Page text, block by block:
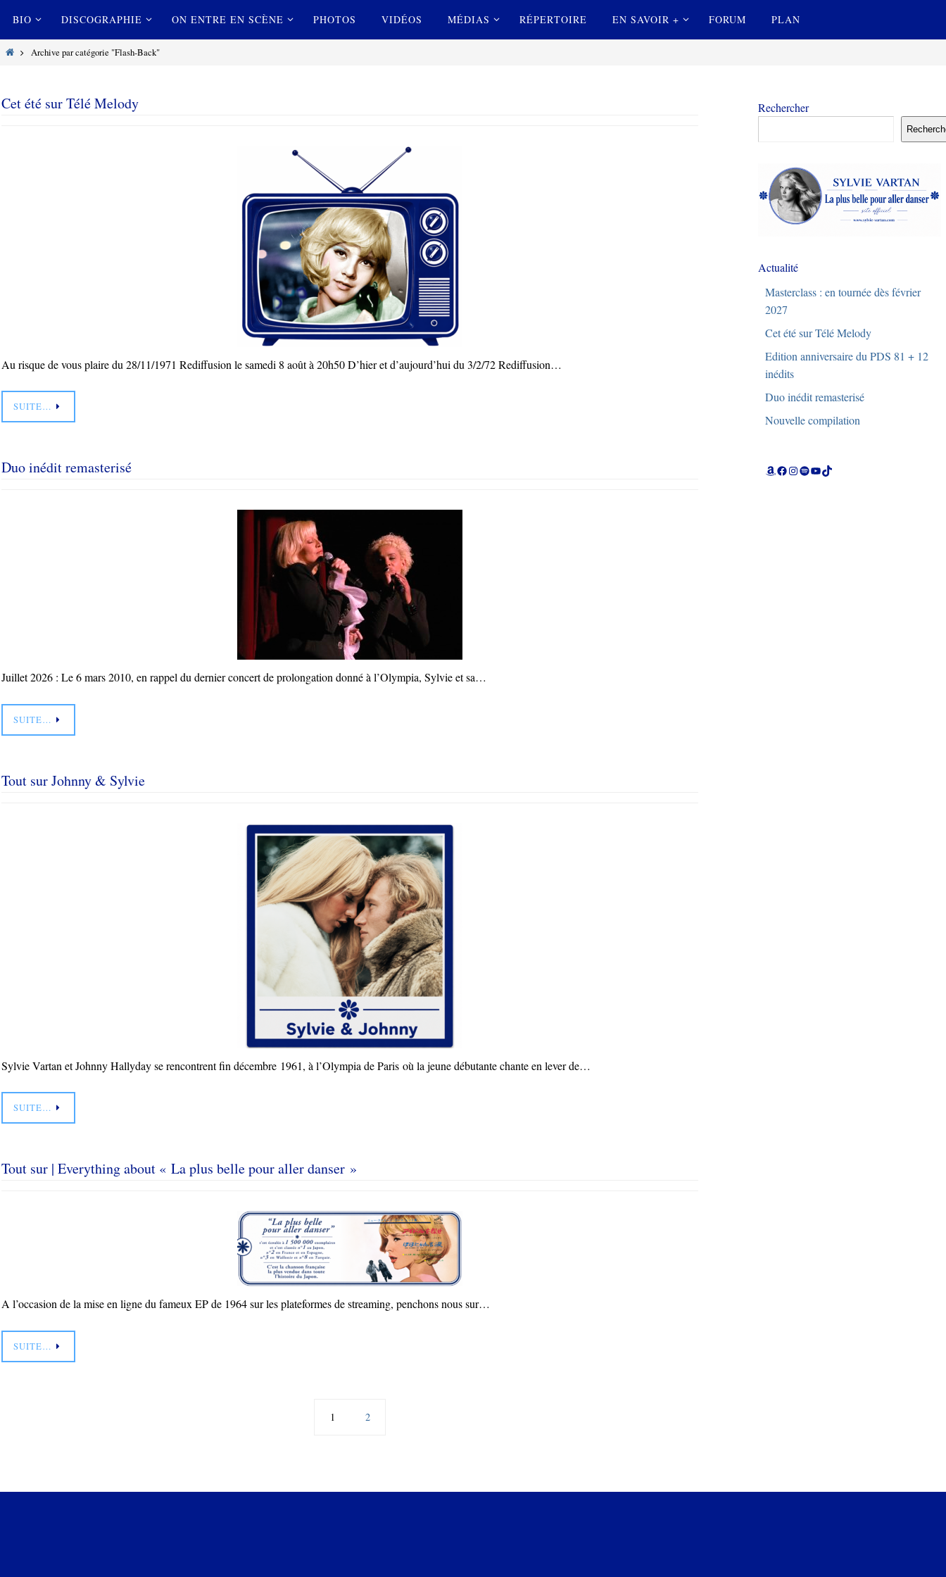
vers
le
vers
le
contenu
BIO DISCOGRAPHIE ON ENTRE EN SCÈNE PHOTOS VIDÉOS MÉDIAS RÉPERTOIRE EN SAVOIR + FORUM PLAN
HomeArchive par catégorie "Flash-Back"
Cet été sur Télé Melody
Au risque de vous plaire du 28/11/1971 Rediffusion le samedi 8 août à 20h50 D’hier et d’aujourd’hui du 3/2/72 Rediffusion…
SUITE…
Duo inédit remasterisé
Juillet 2026 : Le 6 mars 2010, en rappel du dernier concert de prolongation donné à l’Olympia, Sylvie et sa…
SUITE…
Tout sur Johnny & Sylvie
Sylvie Vartan et Johnny Hallyday se rencontrent fin décembre 1961, à l’Olympia de Paris où la jeune débutante chante en lever de…
SUITE…
Tout sur | Everything about « La plus belle pour aller danser »
A l’occasion de la mise en ligne du fameux EP de 1964 sur les plateformes de streaming, penchons nous sur…
SUITE…
1 2
Rechercher
Actualité
Masterclass : en tournée dès février
2027
Cet été sur Télé Melody
Edition anniversaire du PDS 81 + 12
inédits
Duo inédit remasterisé
Nouvelle compilation
Amazon
Facebook
Instagram
Spotify
YouTube
TikTok